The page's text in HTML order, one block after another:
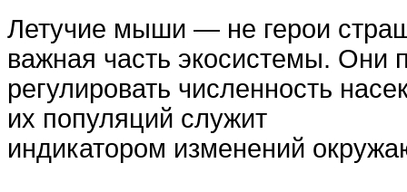
Летучие мыши — не герои
важная часть экосистемы. Они
регулировать численность
их популяций служит
индикатором изменений